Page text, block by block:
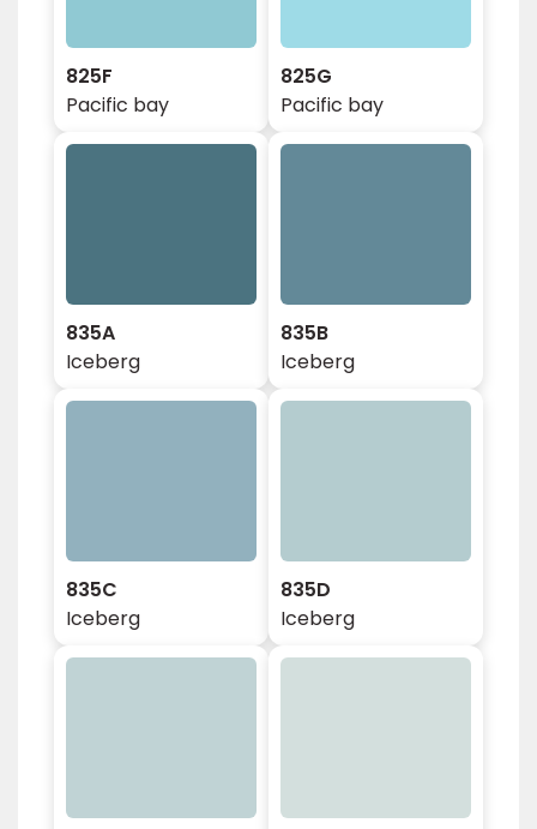
825F
Pacific bay
825G
Pacific bay
835A
Iceberg
835B
Iceberg
835C
Iceberg
835D
Iceberg